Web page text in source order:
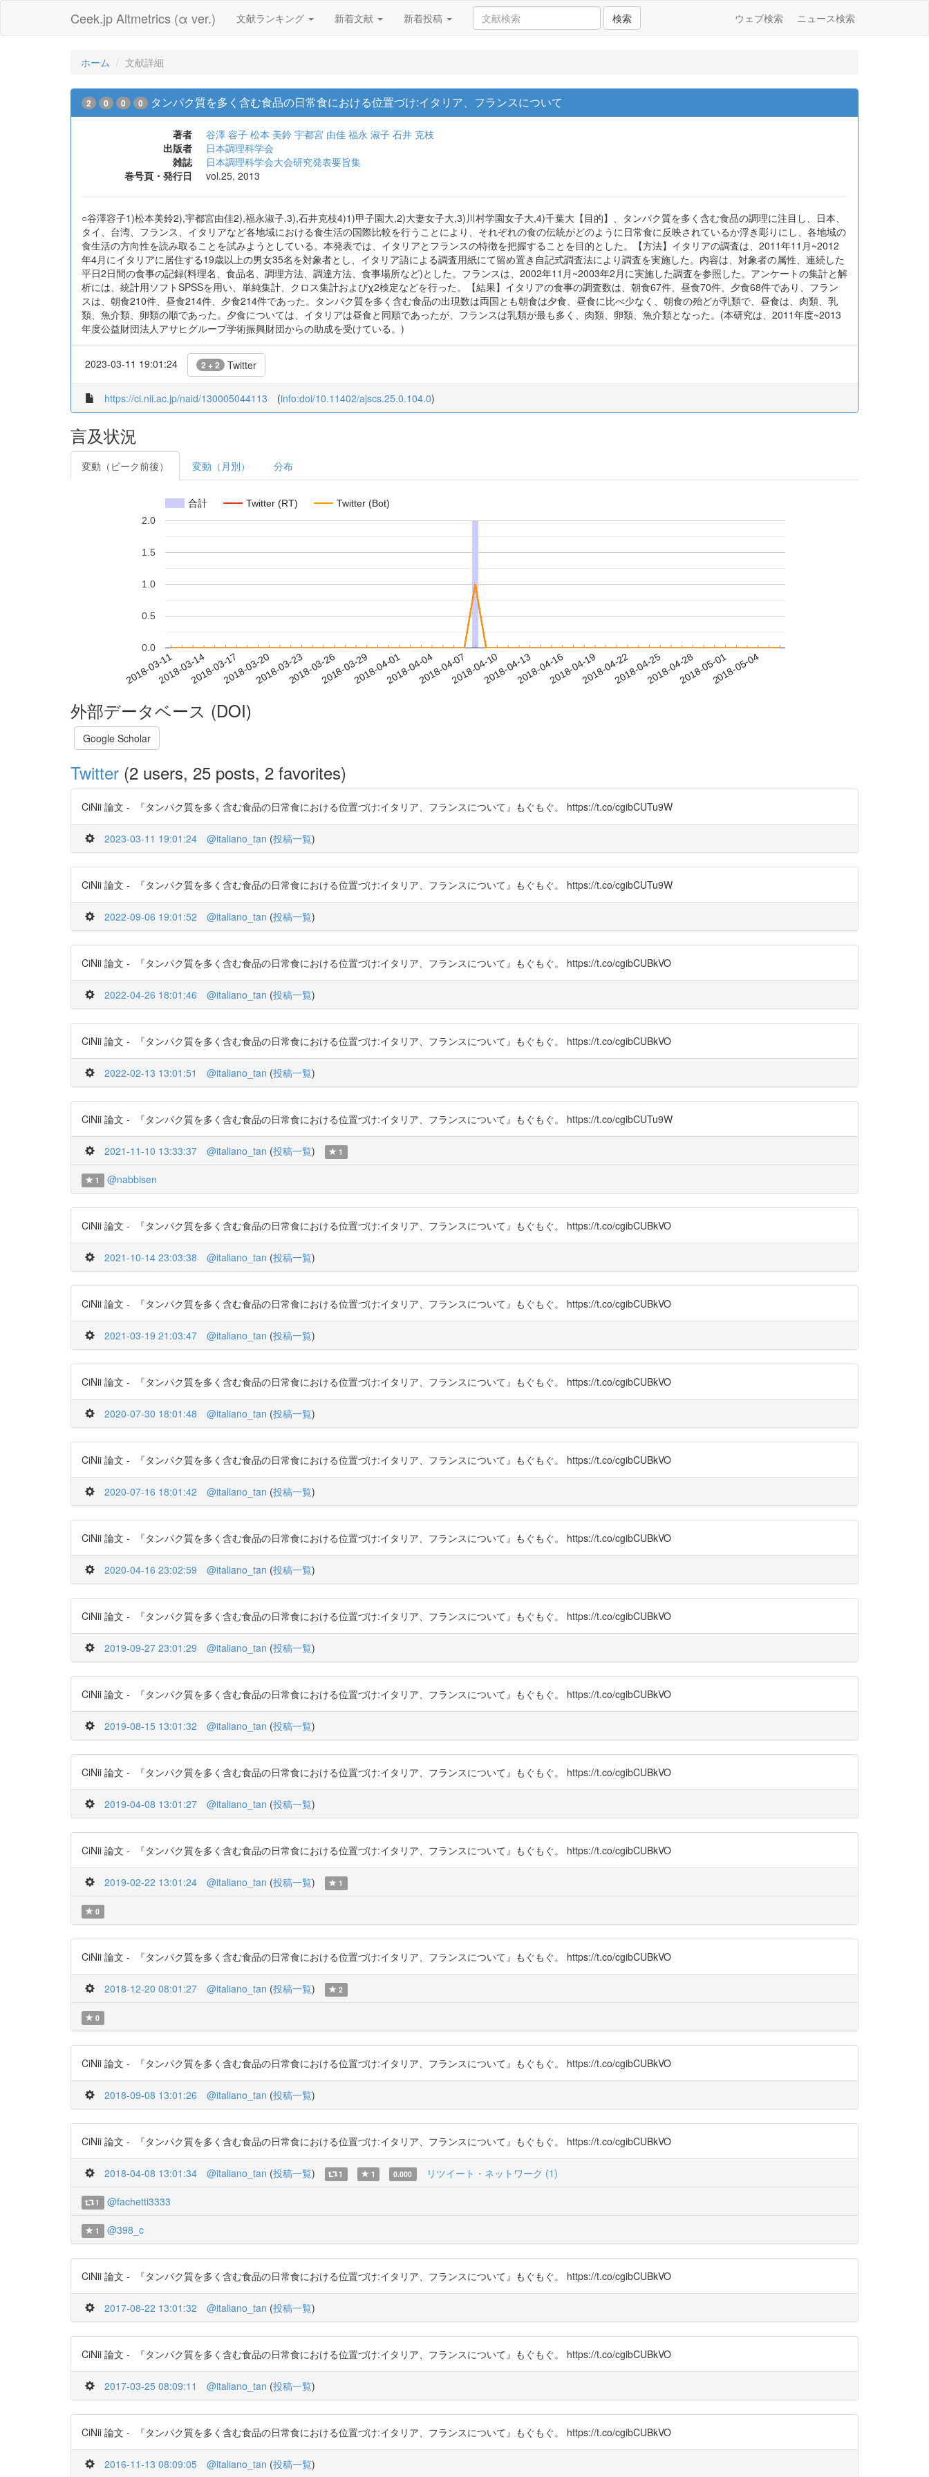
Ceek.jp Altmetrics (α ver.) 文献ランキング 新着文献 新着投稿 検索 ウェブ検索 ニュース検索
ホーム 文献詳細
2 0 0 0 タンパク質を多く含む食品の日常食における位置づけ:イタリア、フランスについて
著者 谷澤 容子 松本 美鈴 宇都宮 由佳 福永 淑子 石井 克枝
出版者
日本調理科学会
雑誌
日本調理科学会大会研究発表要旨集
巻号頁・発行日
vol.25, 2013
○谷澤容子1)松本美鈴2),宇都宮由佳2),福永淑子,3),石井克枝4)1)甲子園大,2)大妻女子大,3)川村学園女子大,4)千葉大【目的】、タンパク質を多く含む食品の調理に注目し、日本、
タイ、台湾、フランス、イタリアなど各地域における食生活の国際比較を行うことにより、それぞれの食の伝統がどのように日常食に反映されているか浮き彫りにし、各地域の
食生活の方向性を読み取ることを試みようとしている。本発表では、イタリアとフランスの特徴を把握することを目的とした。【方法】イタリアの調査は、2011年11月~2012
年4月にイタリアに居住する19歳以上の男女35名を対象者とし、イタリア語による調査用紙にて留め置き自記式調査法により調査を実施した。内容は、対象者の属性、連続した
平日2日間の食事の記録(料理名、食品名、調理方法、調達方法、食事場所など)とした。フランスは、2002年11月~2003年2月に実施した調査を参照した。アンケートの集計と解
析には、統計用ソフトSPSSを用い、単純集計、クロス集計およびχ2検定などを行った。【結果】イタリアの食事の調査数は、朝食67件、昼食70件、夕食68件であり、フラン
スは、朝食210件、昼食214件、夕食214件であった。タンパク質を多く含む食品の出現数は両国とも朝食は夕食、昼食に比べ少なく、朝食の殆どが乳類で、昼食は、肉類、乳
類、魚介類、卵類の順であった。夕食については、イタリアは昼食と同順であったが、フランスは乳類が最も多く、肉類、卵類、魚介類となった。(本研究は、2011年度~2013
年度公益財団法人アサヒグループ学術振興財団からの助成を受けている。)
2023-03-11 19:01:24 2 + 2 Twitter
https://ci.nii.ac.jp/naid/130005044113 (info:doi/10.11402/ajscs.25.0.104.0)
言及状況
変動（ピーク前後） 変動（月別） 分布
合計 Twitter (RT) Twitter (Bot)
2018-03-112018-03-142018-03-172018-03-202018-03-232018-03-262018-03-292018-04-012018-04-042018-04-072018-04-102018-04-132018-04-162018-04-192018-04-222018-04-252018-04-282018-05-012018-05-04
0.0
0.5
1.0
1.5
2.0
外部データベース (DOI)
Google Scholar
Twitter (2 users, 25 posts, 2 favorites)
CiNii 論文 - 『タンパク質を多く含む食品の日常食における位置づけ:イタリア、フランスについて』もぐもぐ。 https://t.co/cgibCUTu9W
2023-03-11 19:01:24 @italiano_tan (投稿一覧)
CiNii 論文 - 『タンパク質を多く含む食品の日常食における位置づけ:イタリア、フランスについて』もぐもぐ。 https://t.co/cgibCUTu9W
2022-09-06 19:01:52 @italiano_tan (投稿一覧)
CiNii 論文 - 『タンパク質を多く含む食品の日常食における位置づけ:イタリア、フランスについて』もぐもぐ。 https://t.co/cgibCUBkVO
2022-04-26 18:01:46 @italiano_tan (投稿一覧)
CiNii 論文 - 『タンパク質を多く含む食品の日常食における位置づけ:イタリア、フランスについて』もぐもぐ。 https://t.co/cgibCUBkVO
2022-02-13 13:01:51 @italiano_tan (投稿一覧)
CiNii 論文 - 『タンパク質を多く含む食品の日常食における位置づけ:イタリア、フランスについて』もぐもぐ。 https://t.co/cgibCUTu9W
2021-11-10 13:33:37 @italiano_tan (投稿一覧) 1
1 @nabbisen
CiNii 論文 - 『タンパク質を多く含む食品の日常食における位置づけ:イタリア、フランスについて』もぐもぐ。 https://t.co/cgibCUBkVO
2021-10-14 23:03:38 @italiano_tan (投稿一覧)
CiNii 論文 - 『タンパク質を多く含む食品の日常食における位置づけ:イタリア、フランスについて』もぐもぐ。 https://t.co/cgibCUBkVO
2021-03-19 21:03:47 @italiano_tan (投稿一覧)
CiNii 論文 - 『タンパク質を多く含む食品の日常食における位置づけ:イタリア、フランスについて』もぐもぐ。 https://t.co/cgibCUBkVO
2020-07-30 18:01:48 @italiano_tan (投稿一覧)
CiNii 論文 - 『タンパク質を多く含む食品の日常食における位置づけ:イタリア、フランスについて』もぐもぐ。 https://t.co/cgibCUBkVO
2020-07-16 18:01:42 @italiano_tan (投稿一覧)
CiNii 論文 - 『タンパク質を多く含む食品の日常食における位置づけ:イタリア、フランスについて』もぐもぐ。 https://t.co/cgibCUBkVO
2020-04-16 23:02:59 @italiano_tan (投稿一覧)
CiNii 論文 - 『タンパク質を多く含む食品の日常食における位置づけ:イタリア、フランスについて』もぐもぐ。 https://t.co/cgibCUBkVO
2019-09-27 23:01:29 @italiano_tan (投稿一覧)
CiNii 論文 - 『タンパク質を多く含む食品の日常食における位置づけ:イタリア、フランスについて』もぐもぐ。 https://t.co/cgibCUBkVO
2019-08-15 13:01:32 @italiano_tan (投稿一覧)
CiNii 論文 - 『タンパク質を多く含む食品の日常食における位置づけ:イタリア、フランスについて』もぐもぐ。 https://t.co/cgibCUBkVO
2019-04-08 13:01:27 @italiano_tan (投稿一覧)
CiNii 論文 - 『タンパク質を多く含む食品の日常食における位置づけ:イタリア、フランスについて』もぐもぐ。 https://t.co/cgibCUBkVO
2019-02-22 13:01:24 @italiano_tan (投稿一覧) 1
0
CiNii 論文 - 『タンパク質を多く含む食品の日常食における位置づけ:イタリア、フランスについて』もぐもぐ。 https://t.co/cgibCUBkVO
2018-12-20 08:01:27 @italiano_tan (投稿一覧) 2
0
CiNii 論文 - 『タンパク質を多く含む食品の日常食における位置づけ:イタリア、フランスについて』もぐもぐ。 https://t.co/cgibCUBkVO
2018-09-08 13:01:26 @italiano_tan (投稿一覧)
CiNii 論文 - 『タンパク質を多く含む食品の日常食における位置づけ:イタリア、フランスについて』もぐもぐ。 https://t.co/cgibCUBkVO
2018-04-08 13:01:34 @italiano_tan (投稿一覧) 1 1 0.000 リツイート・ネットワーク (1)
1 @fachetti3333
1 @398_c
CiNii 論文 - 『タンパク質を多く含む食品の日常食における位置づけ:イタリア、フランスについて』もぐもぐ。 https://t.co/cgibCUBkVO
2017-08-22 13:01:32 @italiano_tan (投稿一覧)
CiNii 論文 - 『タンパク質を多く含む食品の日常食における位置づけ:イタリア、フランスについて』もぐもぐ。 https://t.co/cgibCUBkVO
2017-03-25 08:09:11 @italiano_tan (投稿一覧)
CiNii 論文 - 『タンパク質を多く含む食品の日常食における位置づけ:イタリア、フランスについて』もぐもぐ。 https://t.co/cgibCUBkVO
2016-11-13 08:09:05 @italiano_tan (投稿一覧)